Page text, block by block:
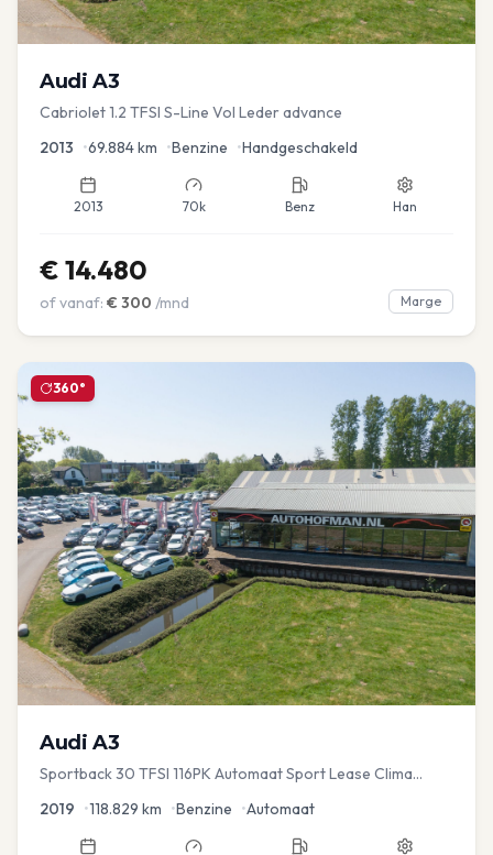
Audi A3
Cabriolet 1.2 TFSI S-Line Vol Leder advance
2013 •69.884km •Benzine •Handgeschakeld
2013 70k Benz Han
€ 14.480
of vanaf: € 300 /mnd Marge
360°
Audi A3
Sportback 30 TFSI 116PK Automaat Sport Lease Clima
2019 •118.829 km •Benzine •Automaat